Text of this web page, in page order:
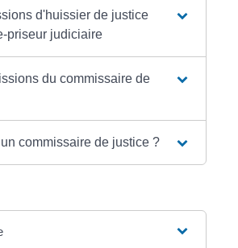
d'huissier de justice
priseur judiciaire
du commissaire de
commissaire de justice ?